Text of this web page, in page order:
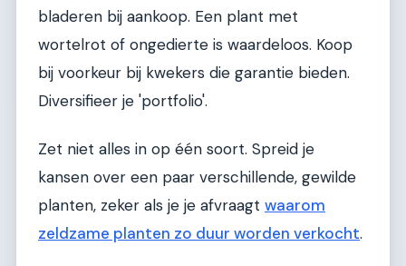
bladeren bij aankoop. Een plant met
wortelrot of ongedierte is waardeloos. Koop
bij voorkeur bij kwekers die garantie bieden.
Diversifieer je 'portfolio'.
Zet niet alles in op één soort. Spreid je
kansen over een paar verschillende, gewilde
planten, zeker als je je afvraagt waarom
zeldzame planten zo duur worden verkocht.